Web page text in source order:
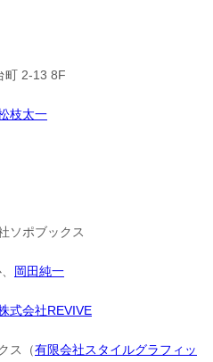
町 2-13 8F
枝太一
ソポブックス
岡田純一
式会社REVIVE
ス（有限会社スタイルグラフィッ